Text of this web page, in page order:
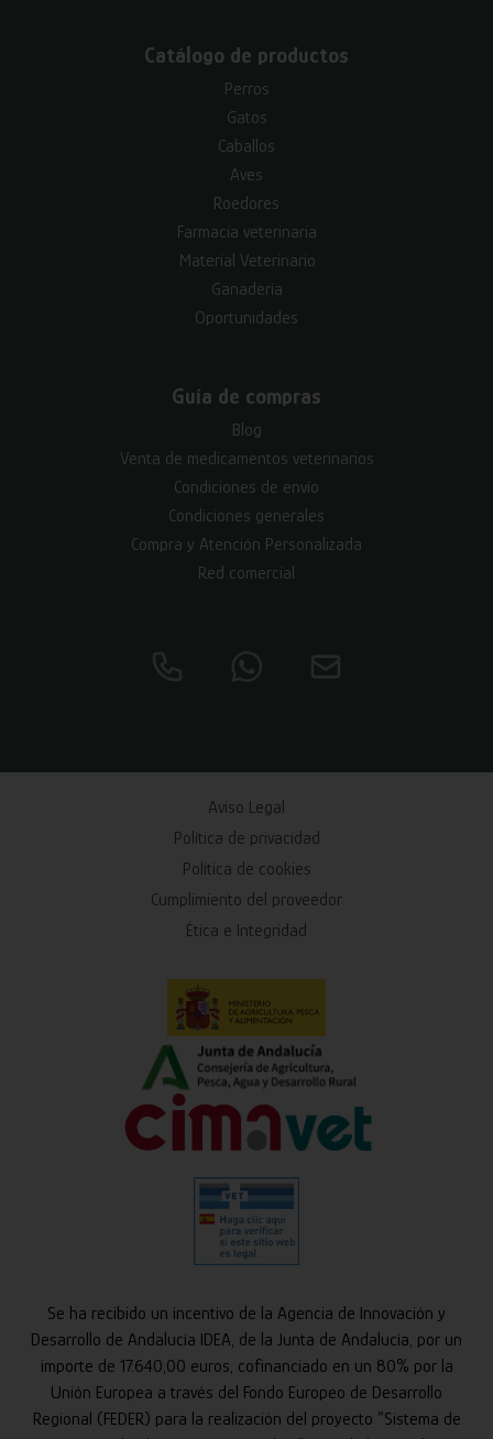
Catálogo de productos
Perros
Gatos
Caballos
Aves
Roedores
Farmacia veterinaria
Material Veterinario
Ganadería
Oportunidades
Guía de compras
Blog
Venta de medicamentos veterinarios
Condiciones de envío
Condiciones generales
Compra y Atención Personalizada
Red comercial
Aviso Legal
Política de privacidad
Política de cookies
Cumplimiento del proveedor
Ética e Integridad
Se ha recibido un incentivo de la Agencia de Innovación y
Desarrollo de Andalucía IDEA, de la Junta de Andalucía, por un
importe de 17.640,00 euros, cofinanciado en un 80% por la
Unión Europea a través del Fondo Europeo de Desarrollo
Regional (FEDER) para la realización del proyecto “Sistema de